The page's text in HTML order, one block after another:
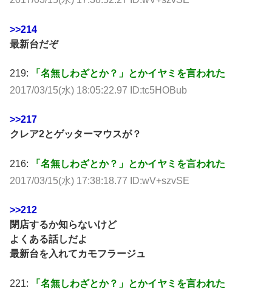
>>214
最新台だぞ
219:
「名無しわざとか？」とかイヤミを言われた
2017/03/15(水) 18:05:22.97 ID:tc5HOBub
>>217
クレア2とゲッターマウスが？
216:
「名無しわざとか？」とかイヤミを言われた
2017/03/15(水) 17:38:18.77 ID:wV+szvSE
>>212
閉店するか知らないけど
よくある話しだよ
最新台を入れてカモフラージュ
221:
「名無しわざとか？」とかイヤミを言われた